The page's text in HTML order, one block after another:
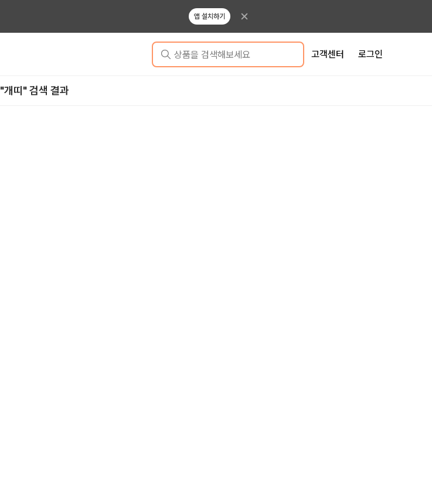
앱 설치하기
상품을 검색해보세요 고객센터 로그인
"개띠" 검색 결과